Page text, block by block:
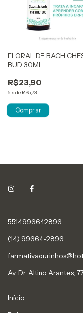
FLORAL DE BACH
BUD 30ML
R$23,90
5x de R$5,73
5514996642896
(14) 99664-2896
Av. Dr. Altino Arantes,
Início